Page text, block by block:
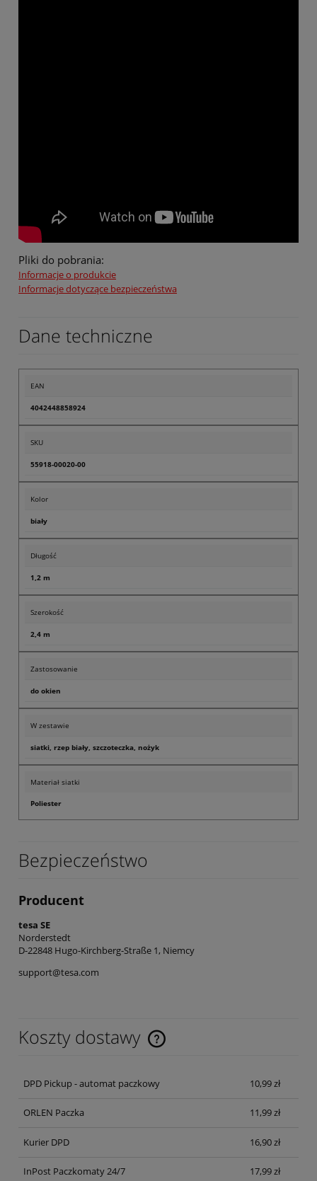
Pliki do pobrania:
Informacje o produkcie
Informacje dotyczące bezpieczeństwa
Dane techniczne
EAN
4042448858924
SKU
55918-00020-00
Kolor
biały
Długość
1,2 m
Szerokość
2,4 m
Zastosowanie
do okien
W zestawie
siatki, rzep biały, szczoteczka, nożyk
Materiał siatki
Poliester
Bezpieczeństwo
Producent
tesa SE
Norderstedt
D-22848 Hugo-Kirchberg-Straße 1, Niemcy
support@tesa.com
Koszty dostawy
Cena nie zawiera ewentualnych kosztów płatności
DPD Pickup - automat paczkowy 10,99 zł
ORLEN Paczka 11,99 zł
Kurier DPD 16,90 zł
InPost Paczkomaty 24/7 17,99 zł